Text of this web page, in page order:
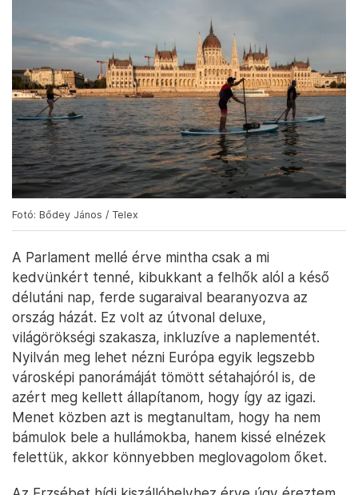
Fotó: Bődey János / Telex
A Parlament mellé érve mintha csak a mi
kedvünkért tenné, kibukkant a felhők alól a késő
délutáni nap, ferde sugaraival bearanyozva az
ország házát. Ez volt az útvonal deluxe,
világörökségi szakasza, inkluzíve a naplementét.
Nyilván meg lehet nézni Európa egyik legszebb
városképi panorámáját tömött sétahajóról is, de
azért meg kellett állapítanom, hogy így az igazi.
Menet közben azt is megtanultam, hogy ha nem
bámulok bele a hullámokba, hanem kissé elnézek
felettük, akkor könnyebben meglovagolom őket.